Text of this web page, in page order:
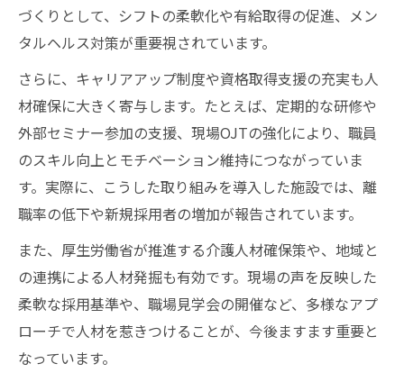
づくりとして、シフトの柔軟化や有給取得の促進、メン
タルヘルス対策が重要視されています。
さらに、キャリアアップ制度や資格取得支援の充実も人
材確保に大きく寄与します。たとえば、定期的な研修や
外部セミナー参加の支援、現場OJTの強化により、職員
のスキル向上とモチベーション維持につながっていま
す。実際に、こうした取り組みを導入した施設では、離
職率の低下や新規採用者の増加が報告されています。
また、厚生労働省が推進する介護人材確保策や、地域と
の連携による人材発掘も有効です。現場の声を反映した
柔軟な採用基準や、職場見学会の開催など、多様なアプ
ローチで人材を惹きつけることが、今後ますます重要と
なっています。